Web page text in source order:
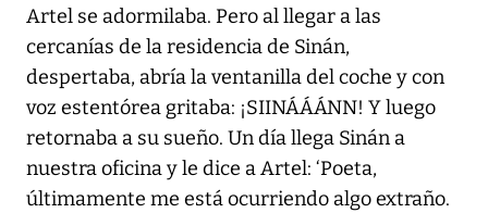
Artel se adormilaba. Pero al llegar a las
cercanías de la residencia de Sinán,
despertaba, abría la ventanilla del coche y con
voz estentórea gritaba: ¡SIINÁÁÁNN! Y luego
retornaba a su sueño. Un día llega Sinán a
nuestra oficina y le dice a Artel: ‘Poeta,
últimamente me está ocurriendo algo extraño.